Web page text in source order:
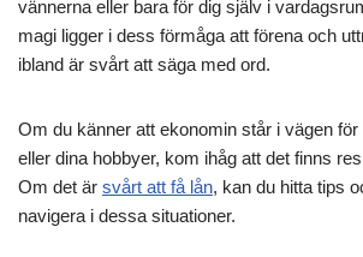
vännerna eller bara för dig själv i
magi ligger i dess förmåga att förena och
ibland är svårt att säga med ord.
Om du känner att ekonomin står i vägen
eller dina hobbyer, kom ihåg att det finns
Om det är svårt att få lån, kan du hitta tips
navigera i dessa situationer.